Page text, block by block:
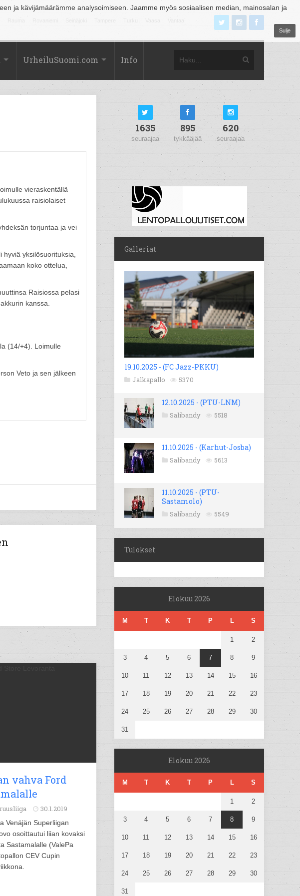
ja kävijämäärämme analysoimiseen. Jaamme myös sosiaalisen median, mainosalan ja
Sulje
UrheiluSuomi.com Info
vieraskentällä
raisiolaiset
torjuntaa ja vei
yksilösuorituksia,
koko ottelua,
Raisiossa pelasi
kanssa.
(14/+4). Loimulle
Veto ja sen jälkeen
vahva Ford
30.1.2019
Venäjän Superliigan
osoittautui liian kovaksi
Sastamalalle (ValePa
CEV Cupin
1635
seuraajaa
895
tykkääjää
620
seuraajaa
Galleriat
19.10.2025 - (FC Jazz-PKKU)
Jalkapallo 5370
12.10.2025 - (PTU-LNM)
Salibandy 5518
11.10.2025 - (Karhut-Josba)
Salibandy 5613
11.10.2025 - (PTU-
Sastamolo)
Salibandy 5549
Tulokset
Elokuu 2026
M T K T P L S
1 2
3 4 5 6 7 8 9
10 11 12 13 14 15 16
17 18 19 20 21 22 23
24 25 26 27 28 29 30
31
Elokuu 2026
M T K T P L S
1 2
3 4 5 6 7 8 9
10 11 12 13 14 15 16
17 18 19 20 21 22 23
24 25 26 27 28 29 30
31